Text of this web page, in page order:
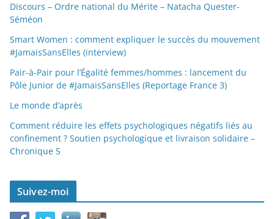
Discours – Ordre national du Mérite – Natacha Quester-
Séméon
Smart Women : comment expliquer le succès du mouvement
#JamaisSansElles (interview)
Pair-à-Pair pour l’Égalité femmes/hommes : lancement du
Pôle Junior de #JamaisSansElles (Reportage France 3)
Le monde d’après
Comment réduire les effets psychologiques négatifs liés au
confinement ? Soutien psychologique et livraison solidaire –
Chronique 5
Suivez-moi